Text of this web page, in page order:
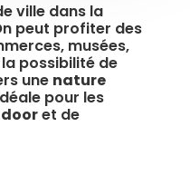
ville dans la
peut profiter des
musées,
possibilité de
une nature
pour les
et de